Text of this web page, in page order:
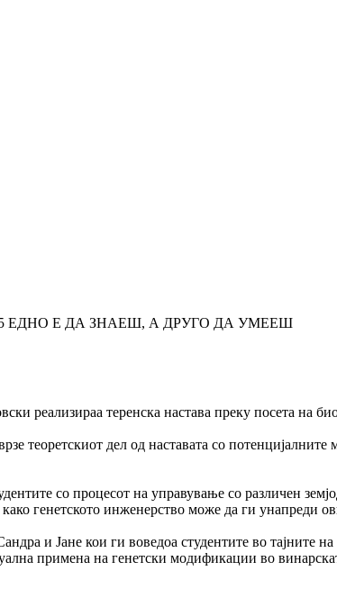
ЕДНО Е ДА ЗНАЕШ, А ДРУГО ДА УМЕЕШ
реализираа теренска настава преку посета на
теоретскиот дел од наставата со потенцијалните
со процесот на управување со различен
како генетското инженерство може да ги унапреди
и Јане кои ги воведоа студентите во тајните
примена на генетски модификации во